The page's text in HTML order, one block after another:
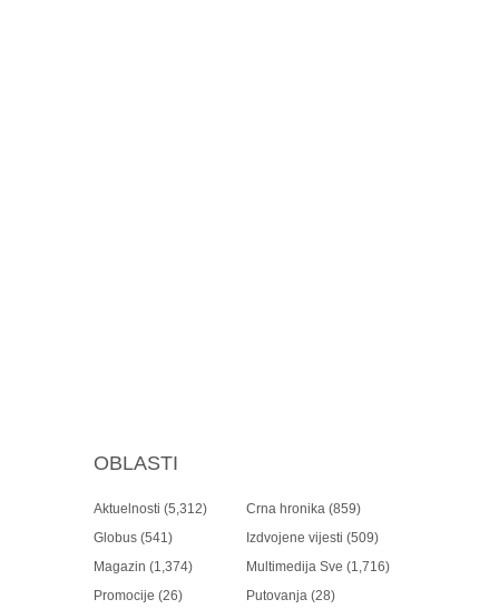
OBLASTI
Aktuelnosti (5,312) Crna hronika (859)
Globus (541) Izdvojene vijesti (509)
Magazin (1,374) Multimedija Sve (1,716)
Promocije (26) Putovanja (28)